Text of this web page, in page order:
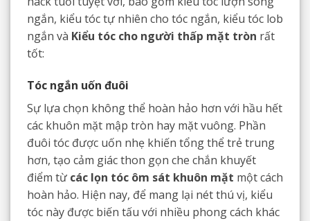
ngắn, kiểu tóc tự nhiên cho tóc ngắn, kiểu tóc lob
ngắn và Kiểu tóc cho người thấp mặt tròn rất
tốt:
Tóc ngắn uốn đuôi
Sự lựa chọn không thể hoàn hảo hơn với hầu hết
các khuôn mặt mập tròn hay mặt vuông. Phần
đuôi tóc được uốn nhẹ khiến tổng thể trẻ trung
hơn, tạo cảm giác thon gọn che chắn khuyết
điểm từ các lọn tóc ôm sát khuôn mặt một cách
hoàn hảo. Hiện nay, để mang lại nét thú vị, kiểu
tóc này được biến tấu với nhiều phong cách khác